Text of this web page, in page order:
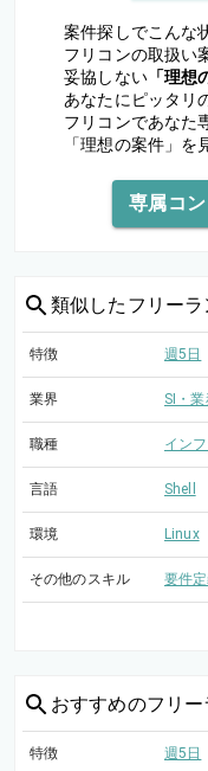
案件探しでこんな
フリコンの取扱い
妥協しない「理想
あなたにピッタリ
フリコンであなた
「理想の案件」を
専属コ
類似した フリー
特徴 週5日
業界 SI・
職種 イン
言語 Shell
環境 Linux
その他のスキル 要件
おすすめのフリー
特徴 週5日